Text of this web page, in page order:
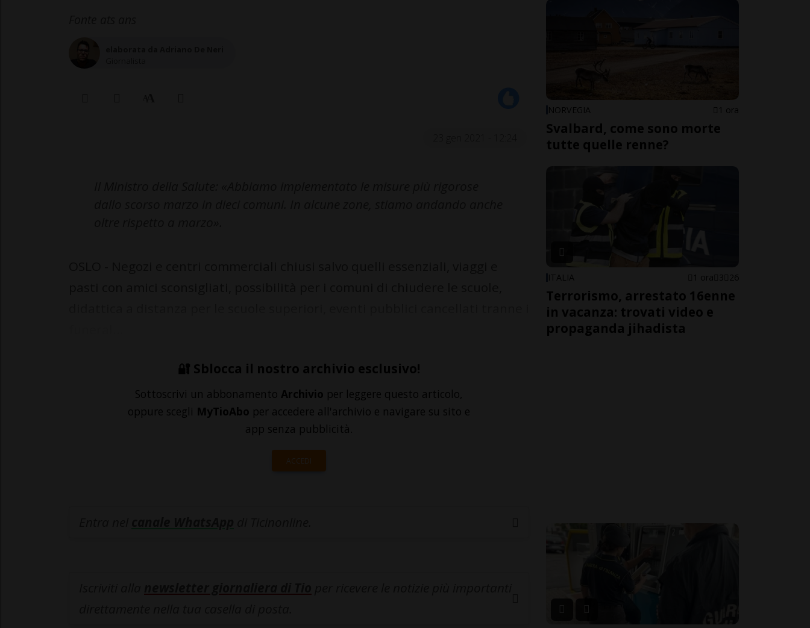
🔐 Sblocca il nostro archivio esclusivo!
Sottoscrivi un abbonamento Archivio per leggere questo articolo,
oppure scegli MyTioAbo per accedere all'archivio e navigare su sito e
app senza pubblicità.
ACCEDI
NORVEGIA 1 ora
Svalbard, come sono morte
tutte quelle renne?
ITALIA 1 ora 3 26
Terrorismo, arrestato 16enne
in vacanza: trovati video e
propaganda jihadista